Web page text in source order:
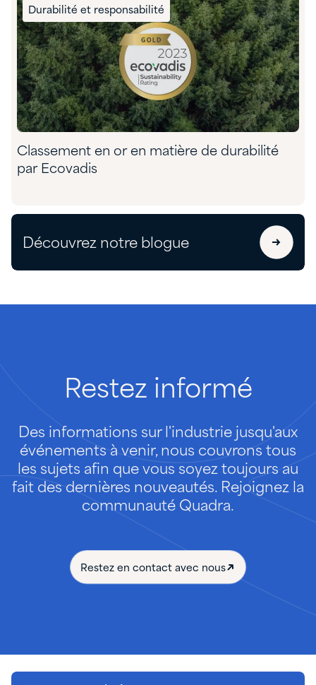
Durabilité et responsabilité
Classement en or en matière de durabilité
par Ecovadis
Découvrez notre blogue
Restez informé
Des informations sur l'industrie jusqu'aux
événements à venir, nous couvrons tous
les sujets afin que vous soyez toujours au
fait des dernières nouveautés. Rejoignez la
communauté Quadra.
Restez en contact avec nous